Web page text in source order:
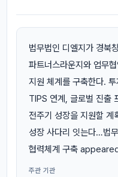
법무법인 디엘지가 경북
파트너스라운지와 업무
지원 체계를 구축한다.
TIPS 연계, 글로벌 진출
전주기 성장을 지원할
성장 사다리 잇는다…법
협력체계 구축
주관 기관